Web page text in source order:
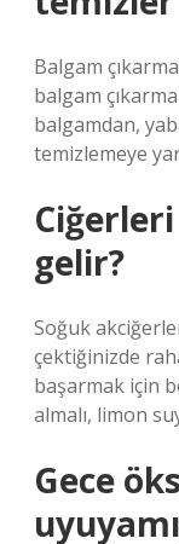
Balgam
balgam
balgamdan,
temizlemeye
gelir?
Soğuk
çektiğinizde
başarmak için
almalı, limon
Gece